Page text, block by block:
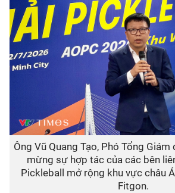
Ông Vũ Quang Tạo, Phó Tổng
mừng sự hợp tác của các bên
Pickleball mở rộng khu vực châu
Fitgon.